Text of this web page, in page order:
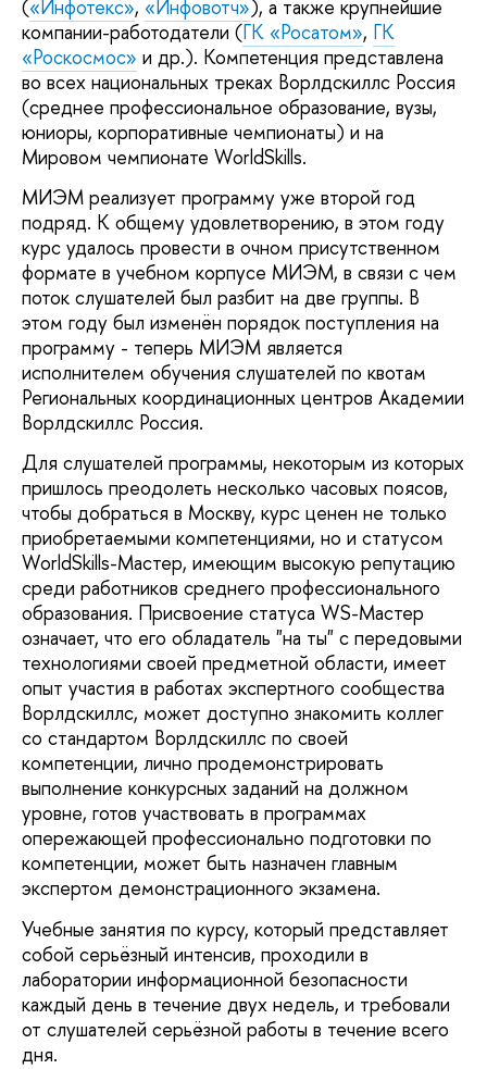
(«Инфотекс», «Инфовотч»), а также крупнейшие
компании-работодатели (ГК «Росатом», ГК
«Роскосмос» и др.). Компетенция представлена
во всех национальных треках Ворлдскиллс Россия
(среднее профессиональное образование, вузы,
юниоры, корпоративные чемпионаты) и на
Мировом чемпионате WorldSkills.
МИЭМ реализует программу уже второй год
подряд. К общему удовлетворению, в этом году
курс удалось провести в очном присутственном
формате в учебном корпусе МИЭМ, в связи с чем
поток слушателей был разбит на две группы. В
этом году был изменён порядок поступления на
программу - теперь МИЭМ является
исполнителем обучения слушателей по квотам
Региональных координационных центров Академии
Ворлдскиллс Россия.
Для слушателей программы, некоторым из которых
пришлось преодолеть несколько часовых поясов,
чтобы добраться в Москву, курс ценен не только
приобретаемыми компетенциями, но и статусом
WorldSkills-Мастер, имеющим высокую репутацию
среди работников среднего профессионального
образования. Присвоение статуса WS-Мастер
означает, что его обладатель "на ты" с передовыми
технологиями своей предметной области, имеет
опыт участия в работах экспертного сообщества
Ворлдскиллс, может доступно знакомить коллег
со стандартом Ворлдскиллс по своей
компетенции, лично продемонстрировать
выполнение конкурсных заданий на должном
уровне, готов участвовать в программах
опережающей профессионально подготовки по
компетенции, может быть назначен главным
экспертом демонстрационного экзамена.
Учебные занятия по курсу, который представляет
собой серьёзный интенсив, проходили в
лаборатории информационной безопасности
каждый день в течение двух недель, и требовали
от слушателей серьёзной работы в течение всего
дня.